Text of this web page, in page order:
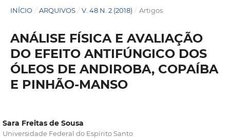
INÍCIO / ARQUIVOS / V. 48 N. 2 (2018) / Artigos
ANÁLISE FÍSICA E AVALIAÇÃO
DO EFEITO ANTIFÚNGICO DOS
ÓLEOS DE ANDIROBA, COPAÍBA
E PINHÃO-MANSO
Sara Freitas de Sousa
Universidade Federal do Espírito Santo